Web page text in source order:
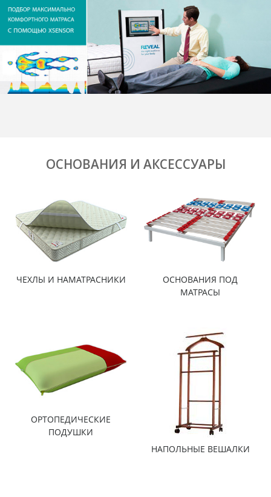
ОСНОВАНИЯ И АКСЕССУАРЫ
ЧЕХЛЫ И НАМАТРАСНИКИ
ОСНОВАНИЯ ПОД
МАТРАСЫ
ОРТОПЕДИЧЕСКИЕ
ПОДУШКИ
НАПОЛЬНЫЕ ВЕШАЛКИ